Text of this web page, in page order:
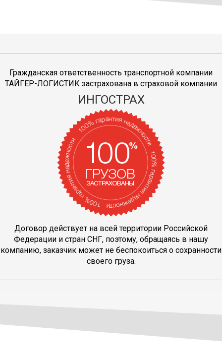
Гражданская ответственность транспортной компании
ТАЙГЕР-ЛОГИСТИК застрахована в страховой компании
ИНГОСТРАХ
Договор действует на всей территории Российской
Федерации и стран СНГ, поэтому, обращаясь в нашу
компанию, заказчик может не беспокоиться о сохранности
своего груза.